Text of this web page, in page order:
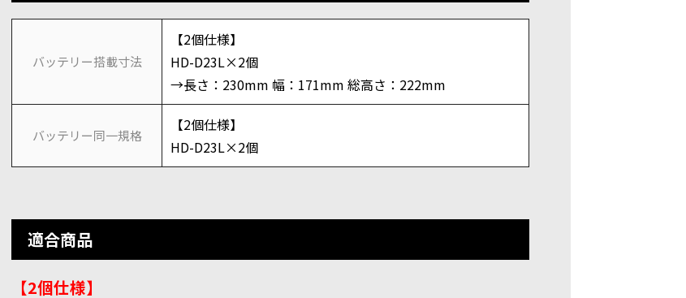
バッテリー搭載寸法
【2個仕様】
HD-D23L×2個
→長さ：230mm 幅：171mm 総高さ：222mm
バッテリー同一規格
【2個仕様】
HD-D23L×2個
適合商品
【2個仕様】